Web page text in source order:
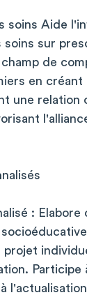
soins Aide
soins sur
de
en
une relation
: Elabore
Participe